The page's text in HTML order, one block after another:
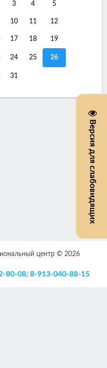
Версия для слабовидящих
3 4 5
10 11 12
17 18 19
24 25 26
31
центр © 2026
80-08; 8-913-040-88-15